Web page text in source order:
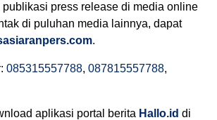
press release di media online
di puluhan media lainnya, dapat
.
085315557788, 087815557788,
aplikasi portal berita Hallo.id di